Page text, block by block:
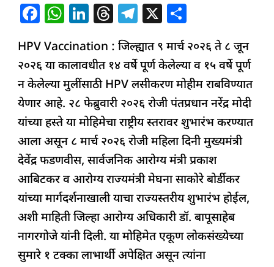
F
c
e
b
o
o
k
W
at
s
A
p
p
Li
k
e
dI
n
T
h
re
a
d
s
T
e
g
ra
m
X
ar
e
HPV Vaccination : जिल्ह्यात ९ मार्च २०२६ ते ८ जून
२०२६ या कालावधीत १४ वर्षे पूर्ण केलेल्या व १५ वर्षे पूर्ण
न केलेल्या मुलींसाठी HPV लसीकरण मोहीम राबविण्यात
येणार आहे. २८ फेब्रुवारी २०२६ रोजी पंतप्रधान नरेंद्र मोदी
यांच्या हस्ते या मोहिमेचा राष्ट्रीय स्तरावर शुभारंभ करण्यात
आला असून ८ मार्च २०२६ रोजी महिला दिनी मुख्यमंत्री
देवेंद्र फडणवीस, सार्वजनिक आरोग्य मंत्री प्रकाश
आबिटकर व आरोग्य राज्यमंत्री मेघना साकोरे बोर्डीकर
यांच्या मार्गदर्शनाखाली याचा राज्यस्तरीय शुभारंभ होईल,
अशी माहिती जिल्हा आरोग्य अधिकारी डॉ. बापूसाहेब
नागरगोजे यांनी दिली. या मोहिमेत एकूण लोकसंख्येच्या
सुमारे १ टक्का लाभार्थी अपेक्षित असून त्यांना